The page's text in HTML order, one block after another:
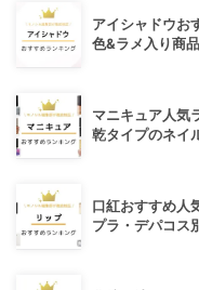
アイシャドウお
色&ラメ入り商
マニキュア人気
乾タイプのネイ
口紅おすすめ人
プラ・デパコス